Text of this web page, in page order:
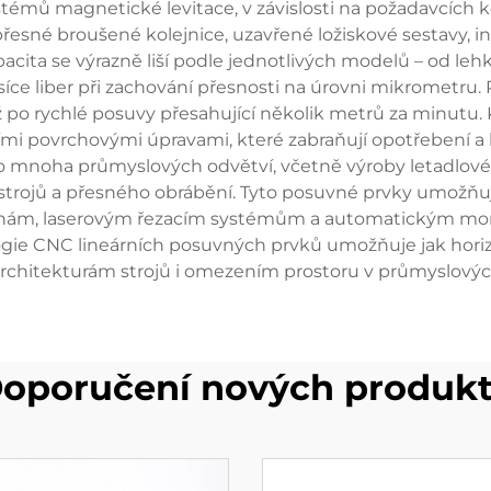
magnetické levitace, v závislosti na
broušené kolejnice, uzavřené ložiskové sestavy,
se výrazně liší podle jednotlivých modelů – od
liber při zachování přesnosti na úrovni
rychlé posuvy přesahující několik metrů za
povrchovými úpravami, které zabraňují opotřebení
mnoha průmyslových odvětví, včetně výroby
a přesného obrábění. Tyto posuvné prvky
laserovým řezacím systémům a automatickým
CNC lineárních posuvných prvků umožňuje jak
strojů i omezením prostoru v
nových